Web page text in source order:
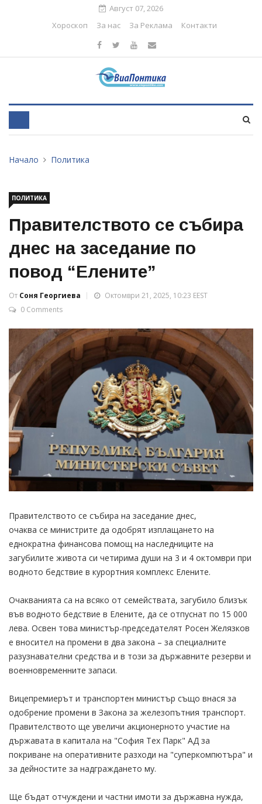
Август 07, 2026
Хороскоп
За нас За Реклама Контакти
Начало Политика
ПОЛИТИКА
Правителството се събира
днес на заседание по
повод “Елените”
От Соня Георгиева
Октомври 21, 2025, 10:23 EEST
0 Comments
Правителството се събира на заседание днес,
очаква се министрите да одобрят изплащането на
еднократна финансова помощ на наследниците на
загубилите живота си четирима души на 3 и 4 октомври при
водното бедствие в курортния комплекс Елените.
Очакванията са на всяко от семействата, загубило близък
във водното бедствие в Елените, да се отпуснат по 15 000
лева. Освен това министър-председателят Росен Желязков
е вносител на промени в два закона – за специалните
разузнавателни средства и в този за държавните резерви и
военновременните запаси.
Вицепремиерът и транспортен министър също внася за
одобрение промени в Закона за железопътния транспорт.
Правителството ще увеличи акционерното участие на
държавата в капитала на "София Тех Парк" АД за
покриване на оперативните разходи на "суперкомпютъра" и
за дейностите за надграждането му.
Ще бъдат отчуждени и частни имоти за държавна нужда,